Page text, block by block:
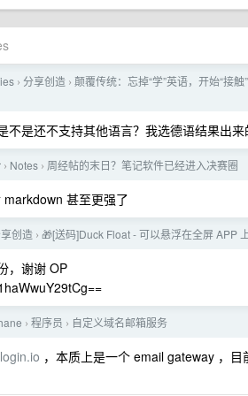
› 分享创造 › 颠覆传统：忘掉“学”英语，开始“接
不是还不支持其他语言？我选德语结果出来
› Notes › 周经帖的末日？笔记软件已经进入决赛圈
甚至更强了
创造 › 🎁[送码]Duck Float - 可以悬浮在全屏 APP
，谢谢 OP
› 程序员 › 自定义域名邮箱服务
，本质上是一个 email gateway ，